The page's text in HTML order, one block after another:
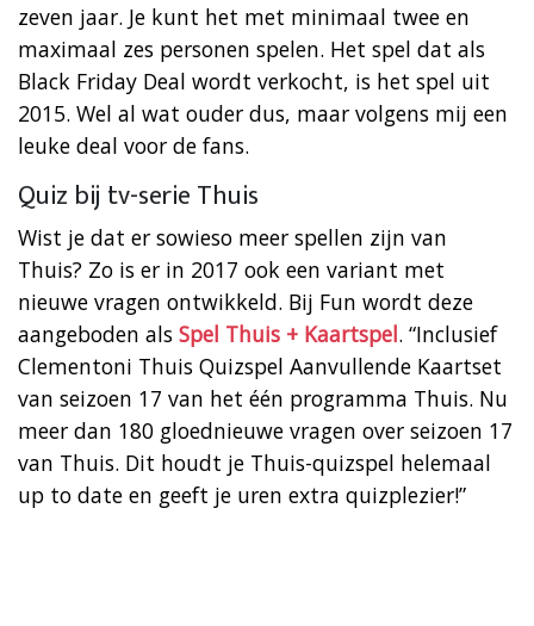
zeven jaar. Je kunt het met minimaal twee en
maximaal zes personen spelen. Het spel dat als
Black Friday Deal wordt verkocht, is het spel uit
2015. Wel al wat ouder dus, maar volgens mij een
leuke deal voor de fans.
Quiz bij tv-serie Thuis
Wist je dat er sowieso meer spellen zijn van
Thuis? Zo is er in 2017 ook een variant met
nieuwe vragen ontwikkeld. Bij Fun wordt deze
aangeboden als Spel Thuis + Kaartspel. “Inclusief
Clementoni Thuis Quizspel Aanvullende Kaartset
van seizoen 17 van het één programma Thuis. Nu
meer dan 180 gloednieuwe vragen over seizoen 17
van Thuis. Dit houdt je Thuis-quizspel helemaal
up to date en geeft je uren extra quizplezier!”